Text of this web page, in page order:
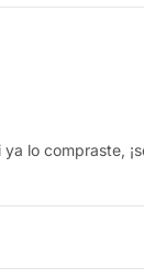
lo compraste,